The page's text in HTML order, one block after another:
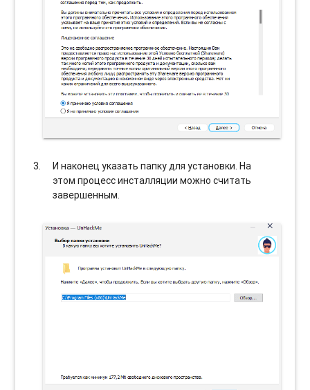
И наконец указать папку для установки. На
этом процесс инсталляции можно считать
завершенным.